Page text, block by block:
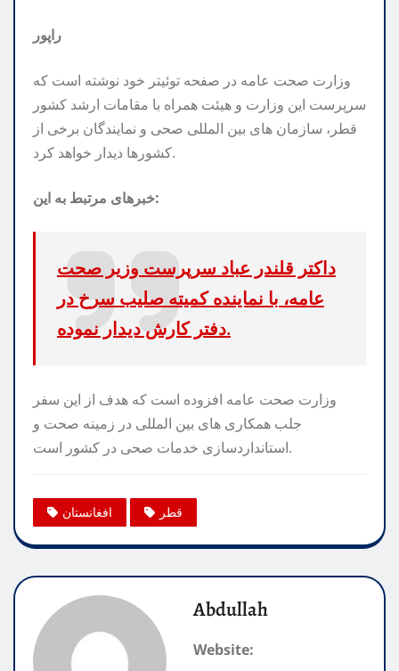
وزارت صحت عامه در صفحه توئیتر خود نوشته است که
سرپرست این وزارت و هیئت همراه با مقامات ارشد کشور
قطر، سازمان های بین المللی صحی و نمایندگان برخی از
کشورها دیدار خواهد کرد.
خبرهای مرتبط به این:
داکتر قلندر عباد سرپرست وزیر صحت
عامه، با نماینده کمیته صلیب سرخ در
دفتر کارش دیدار نموده.
وزارت صحت عامه افزوده است که هدف از این سفر
جلب همکاری های بین المللی در زمینه صحت و
استانداردسازی خدمات صحی در کشور است.
افغانستان قطر
Abdullah
Website: